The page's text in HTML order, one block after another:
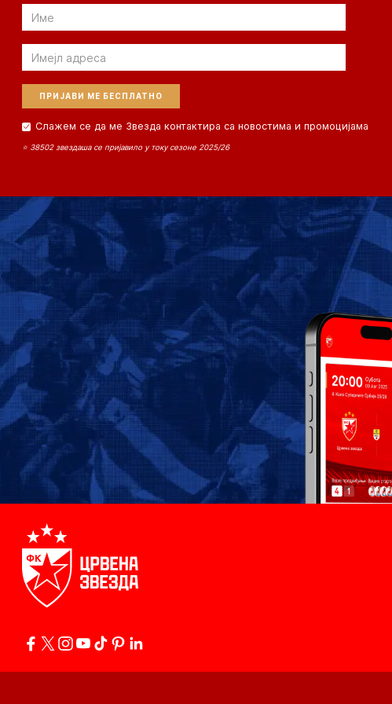
Email
Email
Слажем се да ме Звезда контактира са новостима и промоцијама
⭐ 38502 звездаша се пријавило у току сезоне 2025/26